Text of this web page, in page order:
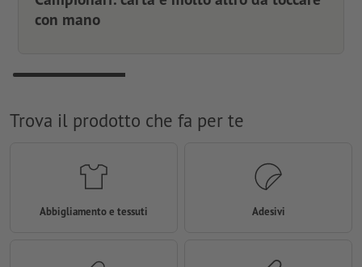
con mano
Trova il prodotto che fa per te
Abbigliamento e tessuti Adesivi